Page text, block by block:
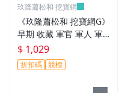
玖隆蕭松和 挖寶網
《玖隆蕭松和 挖寶網G》
早期 收藏 軍官 軍人 軍
眷 餐會 合影 舊相片 一
批(13194)
$ 1,029
折扣碼 競標